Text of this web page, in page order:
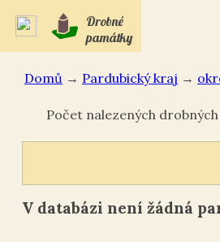
Drobné
památky
Domů → Pardubický kraj →
Počet nalezených
V databázi není žádná